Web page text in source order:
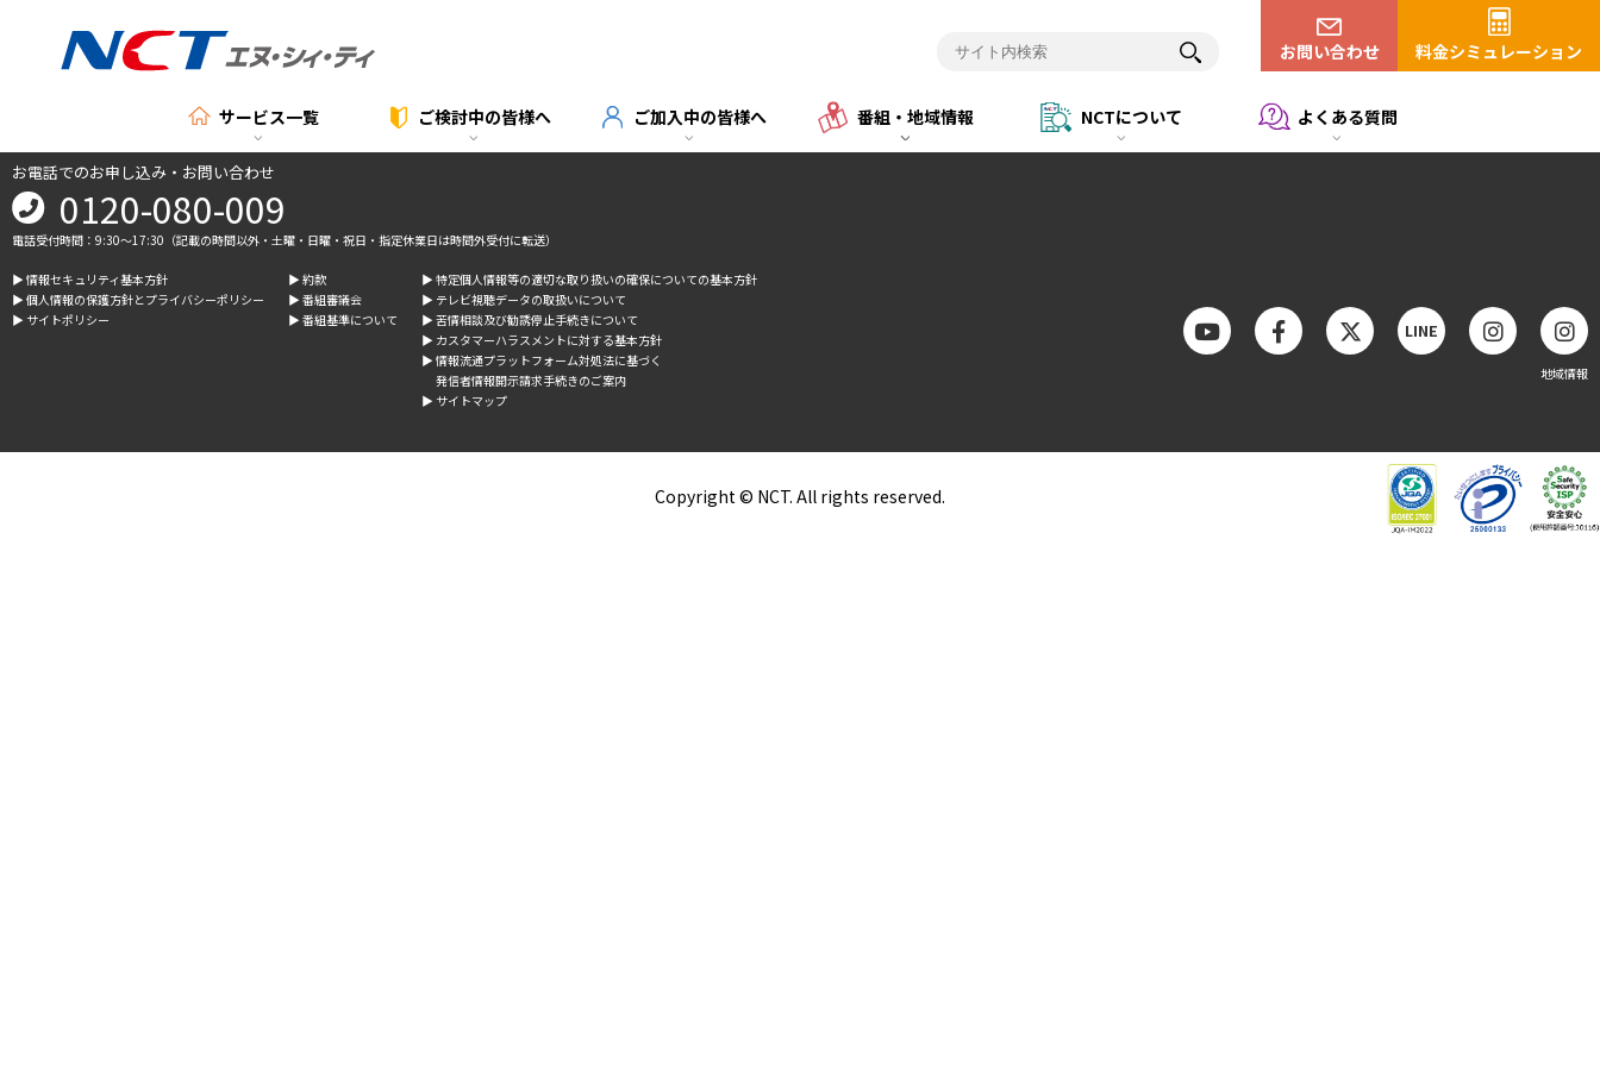
お問い合わせ 料金シミュレーション
サービス一覧 ご検討中の皆様へ ご加入中の皆様へ 番組・地域情報 NCTについて よくある質問
※表示価格は特に断りがない限り税込(10%)です。
お電話でのお申し込み・お問い合わせ
0120-080-009
電話受付時間：9:30～17:30（記載の時間以外・土曜・日曜・祝日・指定休業日は時間外受付に転送）
▶︎ 情報セキュリティ基本方針
▶︎ 個人情報の保護方針とプライバシーポリシー
▶︎ サイトポリシー
▶︎ 約款
▶︎ 番組審議会
▶︎ 番組基準について
▶︎ 特定個人情報等の適切な取り扱いの確保についての基本方針
▶︎ テレビ視聴データの取扱いについて
▶︎ 苦情相談及び勧誘停止手続きについて
▶︎ カスタマーハラスメントに対する基本方針
▶︎ 情報流通プラットフォーム対処法に基づく
発信者情報開示請求手続きのご案内
▶︎ サイトマップ
LINE
地域情報
Copyright © NCT. All rights reserved.